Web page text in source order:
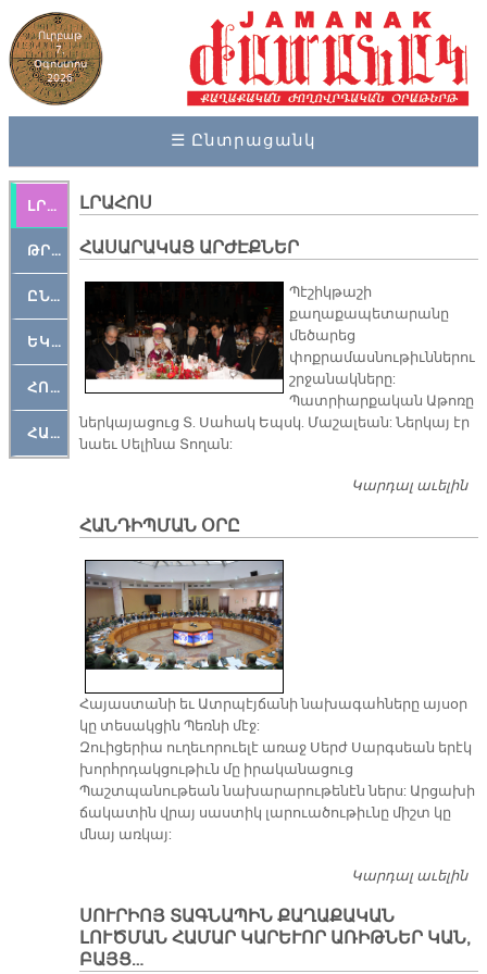
Ուրբաթ
7,
Օգոստոս
2026
☰ Ընտրացանկ
ԼՐԱՀՈՍ
ԹՐՔԱՀԱՅ ԿԵԱՆՔ
ԸՆԿԵՐԱՄՇԱԿՈՒԹԱՅԻՆ
ԵԿԵՂԵՑԱԿԱՆ
ՀՈԳԵՄՏԱՒՈՐ
ՀԱՐԹԱԿ
ԼՐԱՀՈՍ
ՀԱՍԱՐԱԿԱՑ ԱՐԺԷՔՆԵՐ
Պէշիկթաշի
քաղաքապետարանը
մեծարեց
փոքրամասնութիւններու
շրջանակները:
Պատրիարքական Աթոռը
ներկայացուց Տ­. Սահակ Եպսկ. Մաշալեան: Ներկայ էր
նաեւ Սելինա Տողան:
Կարդալ աւելին
ՀԱՆԴԻՊՄԱՆ ՕՐԸ
Հայաստանի եւ Ատրպէյճանի նախագահները այսօր
կը տեսակցին Պեռնի մէջ:
Զուիցերիա ուղեւորուելէ առաջ Սերժ Սարգսեան երէկ
խորհրդակցութիւն մը իրականացուց
Պաշտպանութեան նախարարութենէն ներս: Արցախի
ճակատին վրայ սաստիկ լարուածութիւնը միշտ կը
մնայ առկայ:
Կարդալ աւելին
ՍՈՒՐԻՈՅ ՏԱԳՆԱՊԻՆ ՔԱՂԱՔԱԿԱՆ
ԼՈՒԾՄԱՆ ՀԱՄԱՐ ԿԱՐԵՒՈՐ ԱՌԻԹՆԵՐ ԿԱՆ,
ԲԱՅՑ…